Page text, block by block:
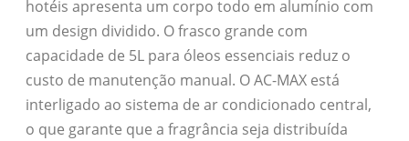
hotéis apresenta um corpo todo em alumínio com
um design dividido. O frasco grande com
capacidade de 5L para óleos essenciais reduz o
custo de manutenção manual. O AC-MAX está
interligado ao sistema de ar condicionado central,
o que garante que a fragrância seja distribuída